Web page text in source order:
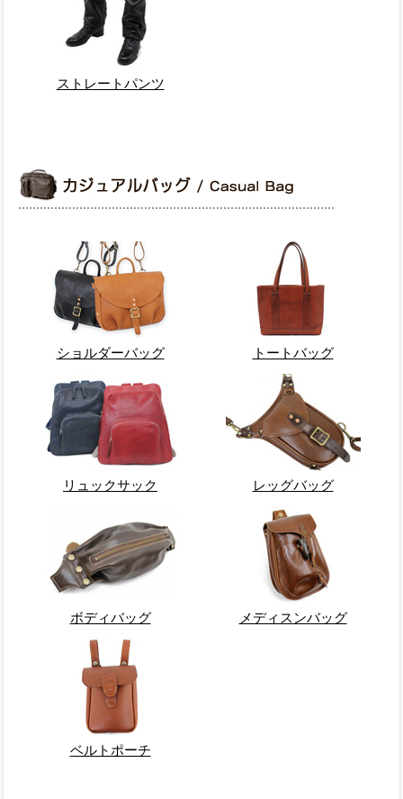
ストレートパンツ
ショルダーバッグ トートバッグ
リュックサック レッグバッグ
ボディバッグ メディスンバッグ
ベルトポーチ